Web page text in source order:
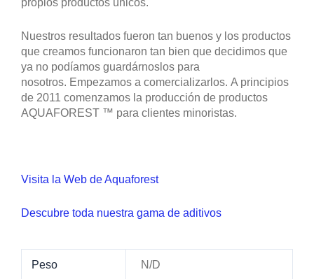
propios productos únicos.
Nuestros resultados fueron tan buenos y los productos
que creamos funcionaron tan bien que decidimos que
ya no podíamos guardárnoslos para
nosotros. Empezamos a comercializarlos. A principios
de 2011 comenzamos la producción de productos
AQUAFOREST ™ para clientes minoristas.
Visita la Web de Aquaforest
Descubre toda nuestra gama de aditivos
Peso N/D